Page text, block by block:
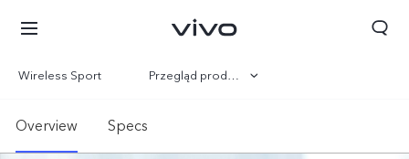
Wireless Sport Przegląd produktów
Overview Specs